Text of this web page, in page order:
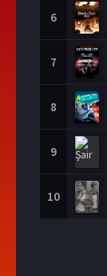
6
7
8
9
10